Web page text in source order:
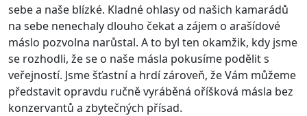
sebe a naše blízké. Kladné ohlasy od našich kamarádů
na sebe nenechaly dlouho čekat a zájem o arašídové
máslo pozvolna narůstal. A to byl ten okamžik, kdy jsme
se rozhodli, že se o naše másla pokusíme podělit s
veřejností. Jsme šťastní a hrdí zároveň, že Vám můžeme
představit opravdu ručně vyráběná oříšková másla bez
konzervantů a zbytečných přísad.